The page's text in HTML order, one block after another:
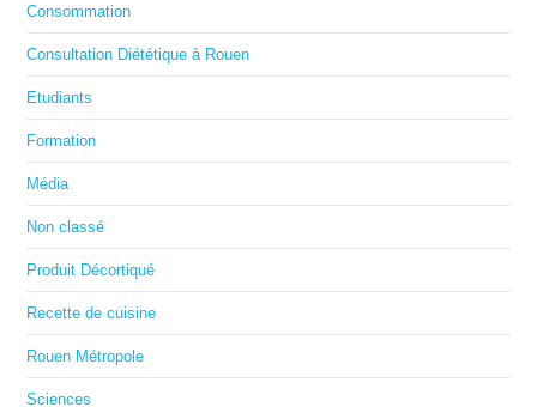
Consommation
Consultation Diététique à Rouen
Etudiants
Formation
Média
Non classé
Produit Décortiqué
Recette de cuisine
Rouen Métropole
Sciences